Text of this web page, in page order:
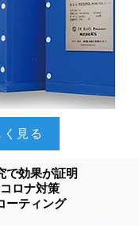
く見る
で効果が証明
ロナ対策
ーティング